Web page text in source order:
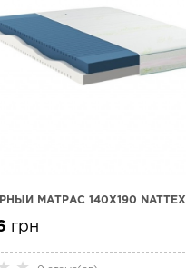
МАТРАС 140Х190 NATTEX
грн